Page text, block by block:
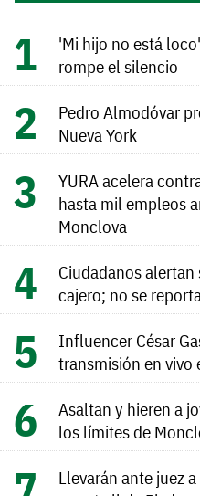
'Mi hijo no está
rompe el silencio
Pedro Almodóvar
Nueva York
YURA acelera
hasta mil empleos
Monclova
Ciudadanos
cajero; no se
Influencer César
transmisión en vivo
Asaltan y hieren a
los límites de
Llevarán ante juez